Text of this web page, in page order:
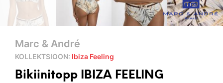
Marc & André
KOLLEKTSIOON: Ibiza Feeling
Bikiinitopp IBIZA FEELING